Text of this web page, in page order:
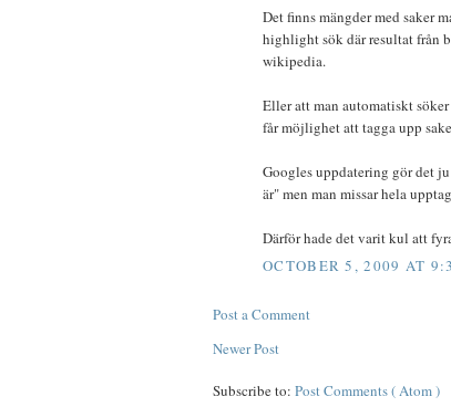
Det finns mängder med saker
highlight sök där resultat från
wikipedia.
Eller att man automatiskt
får möjlighet att tagga upp
Googles uppdatering gör det
är" men man missar hela
Därför hade det varit kul att
OCTOBER 5, 2009 AT
Post a Comment
Newer Post
Subscribe to: Post Comments ( Atom )